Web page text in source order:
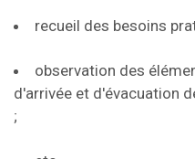
recueil des besoins
observation des
d'arrivée et d'évacuation
;